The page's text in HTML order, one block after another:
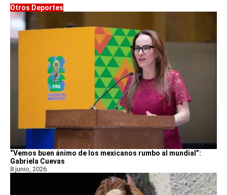
Otros Deportes
“Vemos buen ánimo de los mexicanos rumbo al mundial”:
Gabriela Cuevas
8 junio, 2026